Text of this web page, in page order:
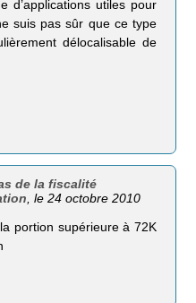
d’applications utiles pour
suis pas sûr que ce type
délocalisable de
de la fiscalité
, le 24 octobre 2010
portion supérieure à 72K